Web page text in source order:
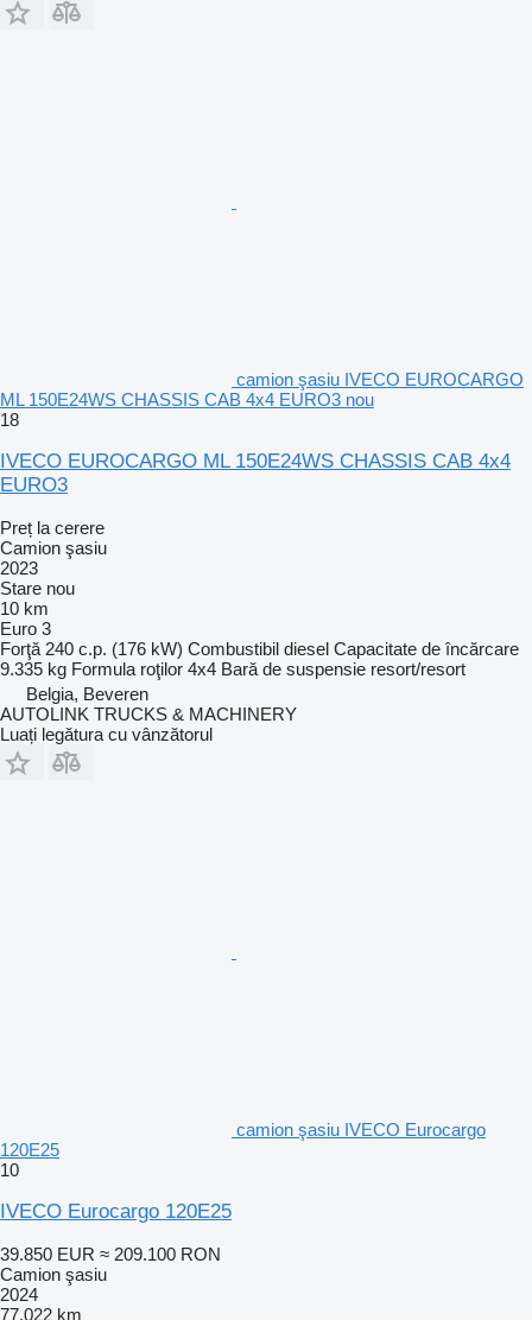
camion şasiu IVECO EUROCARGO
ML 150E24WS CHASSIS CAB 4x4 EURO3 nou
18
IVECO EUROCARGO ML 150E24WS CHASSIS CAB 4x4
EURO3
Preț la cerere
Camion şasiu
2023
Stare nou
10 km
Euro 3
Forţă 240 c.p. (176 kW) Combustibil diesel Capacitate de încărcare
9.335 kg Formula roţilor 4x4 Bară de suspensie resort/resort
Belgia, Beveren
AUTOLINK TRUCKS & MACHINERY
Luați legătura cu vânzătorul
camion şasiu IVECO Eurocargo
120E25
10
IVECO Eurocargo 120E25
39.850 EUR ≈ 209.100 RON
Camion şasiu
2024
77.022 km